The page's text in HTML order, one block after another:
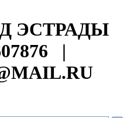
ЭСТРАДЫ
|